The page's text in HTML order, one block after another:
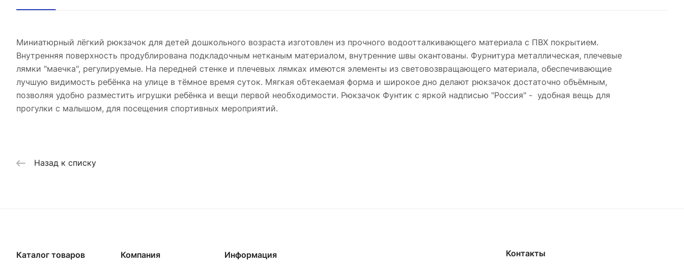
Миниатюрный лёгкий рюкзачок для детей дошкольного возраста изготовлен из прочного водоотталкивающего материала с ПВХ покрытием.
Внутренняя поверхность продублирована подкладочным нетканым материалом, внутренние швы окантованы. Фурнитура металлическая, плечевые
лямки "маечка", регулируемые. На передней стенке и плечевых лямках имеются элементы из световозвращающего материала, обеспечивающие
лучшую видимость ребёнка на улице в тёмное время суток. Мягкая обтекаемая форма и широкое дно делают рюкзачок достаточно объёмным,
позволяя удобно разместить игрушки ребёнка и вещи первой необходимости. Рюкзачок Фунтик с яркой надписью "Россия" - удобная вещь для
прогулки с малышом, для посещения спортивных мероприятий.
Назад к списку
Каталог товаров Компания Информация Контакты